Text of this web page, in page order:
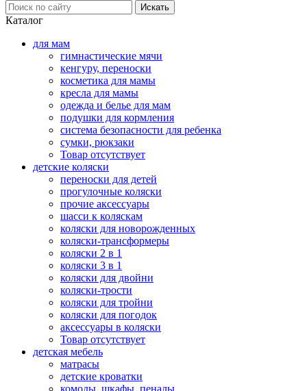
Каталог
для мам
гимнастические мячи
кенгуру, переноски
косметика для мамы
кресла для мамы
одежда и белье для мам
подушки для кормления
система безопасности для ребенка
сумки, рюкзаки
Товар отсутствует
детские коляски
переноски для детей
прогулочные коляски
прочие аксессуары
шасси к коляскам
коляски для новорожденных
коляски-трансформеры
коляски 2 в 1
коляски 3 в 1
коляски для двойни
коляски-трости
коляски для тройни
коляски для погодок
аксессуары в коляски
Товар отсутствует
детская мебель
матрасы
детские кроватки
комоды, шкафы, пеналы